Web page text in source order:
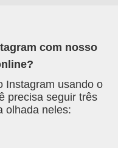
com nosso
Instagram usando o
precisa seguir três
olhada neles: